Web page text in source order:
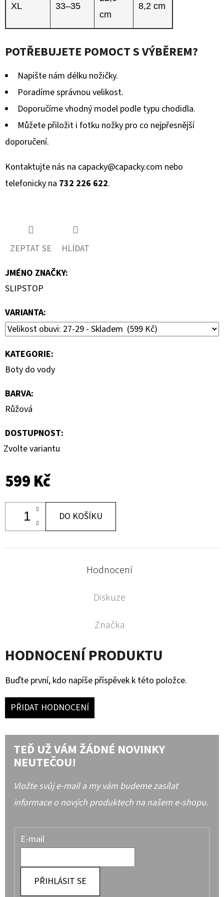
XL 33–35
cm
8,2 cm
POTŘEBUJETE POMOCT S VÝBĚREM?
Napište nám délku nožičky.
Poradíme správnou velikost.
Doporučíme vhodný model podle typu chodidla.
Můžete přiložit i fotku nožky pro co nejpřesnější
doporučení.
Kontaktujte nás na capacky@capacky.com nebo
telefonicky na 732 226 622.
ZEPTAT SE
HLÍDAT
JMÉNO ZNAČKY:
SLIPSTOP
VARIANTA:
KATEGORIE:
Boty do vody
BARVA:
Růžová
DOSTUPNOST:
Zvolte variantu
599 Kč
DO KOŠÍKU
Hodnocení
Diskuze
Značka
HODNOCENÍ PRODUKTU
Buďte první, kdo napíše příspěvek k této položce.
PŘIDAT HODNOCENÍ
TEĎ UŽ VÁM ŽÁDNÉ NOVINKY
NEUTEČOU!
Vložte svůj e-mail a my vám budeme zasílat
informace o nových produktech na našem e-shopu.
E-mail
PŘIHLÁSIT SE